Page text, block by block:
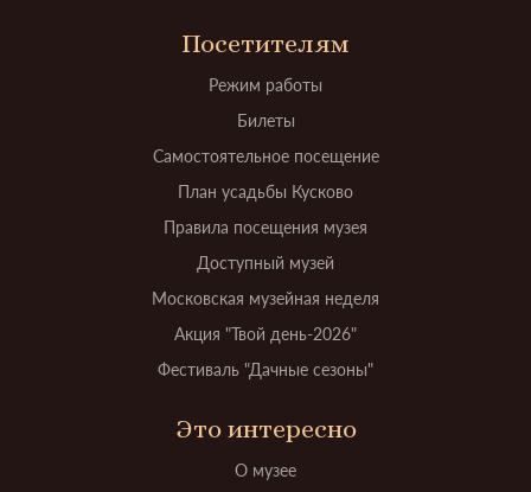
Посетителям
Режим работы
Билеты
Самостоятельное посещение
План усадьбы Кусково
Правила посещения музея
Доступный музей
Московская музейная неделя
Акция "Твой день-2026"
Фестиваль "Дачные сезоны"
Это интересно
О музее